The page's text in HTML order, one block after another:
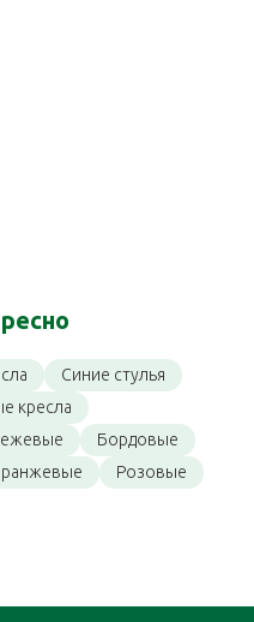
Синие стулья
кресла
Бордовые
Розовые